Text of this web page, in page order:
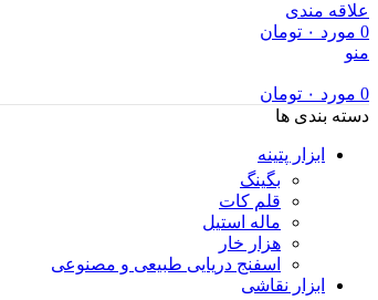
علاقه مندی
0 مورد ۰ تومان
منو
0 مورد ۰ تومان
دسته بندی ها
ابزار پتینه
بگینگ
قلم کات
ماله استیل
هزار خار
اسفنج دریایی طبیعی و مصنوعی
ابزار نقاشی